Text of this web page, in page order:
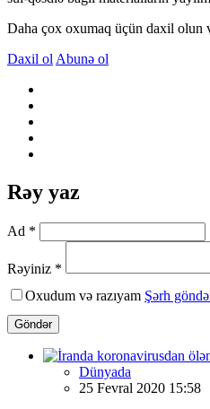
Daha çox oxumaq üçün daxil olun
Daxil ol Abunə ol
Rəy yaz
Ad *
Rəyiniz *
Oxudum və razıyam Şərh
Göndər
Dünyada
25 Fevral 2020 15:58